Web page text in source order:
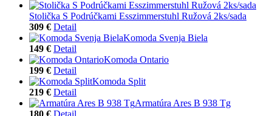
Stolička S Podrúčkami Esszimmerstuhl Ružová 2ks/sada
309 € Detail
Komoda Svenja Biela
149 € Detail
Komoda Ontario
199 € Detail
Komoda Split
219 € Detail
Armatúra Ares B 938 Tg
180 € Detail